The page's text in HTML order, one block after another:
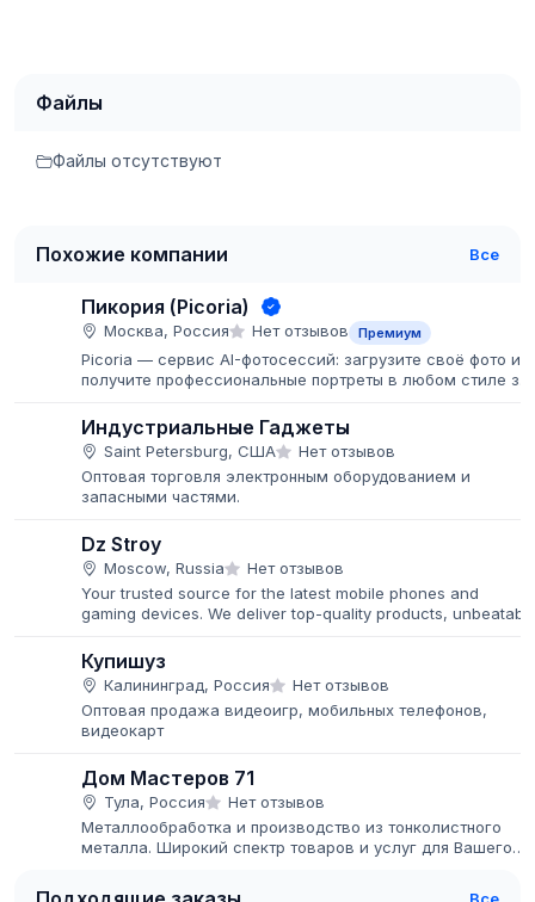
Файлы
Файлы отсутствуют
Похожие компании Все
Пикория (Picoria)
Москва, Россия Нет отзывов Премиум
Picoria — сервис AI-фотосессий: загрузите своё фото и
получите профессиональные портреты в любом стиле за
Индустриальные Гаджеты
Saint Petersburg, США
Нет отзывов
Оптовая торговля электронным оборудованием и
запасными частями.
Dz Stroy
Moscow, Russia
Нет отзывов
Your trusted source for the latest mobile phones and
gaming devices. We deliver top-quality products,
Купишуз
Калининград, Россия
Нет отзывов
Оптовая продажа видеоигр, мобильных телефонов,
видеокарт
Дом Мастеров 71
Тула, Россия
Нет отзывов
Металлообработка и производство из тонколистного
металла. Широкий спектр товаров и услуг для Вашего